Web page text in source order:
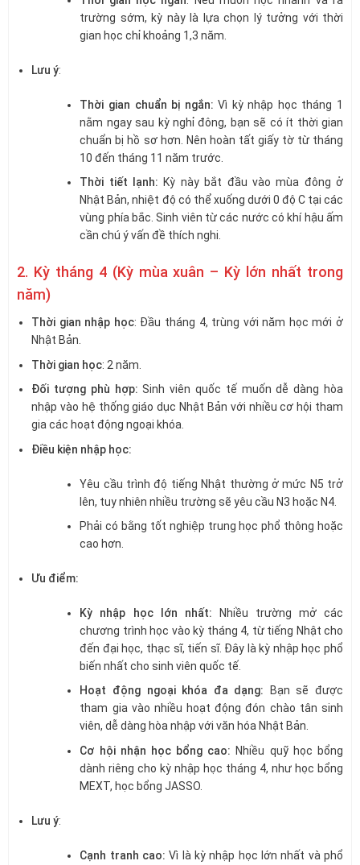
trường sớm, kỳ này là lựa chọn lý tưởng với thời
gian học chỉ khoảng 1,3 năm.
Lưu ý:
Thời gian chuẩn bị ngắn: Vì kỳ nhập học tháng 1
nằm ngay sau kỳ nghỉ đông, bạn sẽ có ít thời gian
chuẩn bị hồ sơ hơn. Nên hoàn tất giấy tờ từ tháng
10 đến tháng 11 năm trước.
Thời tiết lạnh: Kỳ này bắt đầu vào mùa đông ở
Nhật Bản, nhiệt độ có thể xuống dưới 0 độ C tại các
vùng phía bắc. Sinh viên từ các nước có khí hậu ấm
cần chú ý vấn đề thích nghi.
2. Kỳ tháng 4 (Kỳ mùa xuân – Kỳ lớn nhất trong
năm)
Thời gian nhập học: Đầu tháng 4, trùng với năm học mới ở
Nhật Bản.
Thời gian học: 2 năm.
Đối tượng phù hợp: Sinh viên quốc tế muốn dễ dàng hòa
nhập vào hệ thống giáo dục Nhật Bản với nhiều cơ hội tham
gia các hoạt động ngoại khóa.
Điều kiện nhập học:
Yêu cầu trình độ tiếng Nhật thường ở mức N5 trở
lên, tuy nhiên nhiều trường sẽ yêu cầu N3 hoặc N4.
Phải có bằng tốt nghiệp trung học phổ thông hoặc
cao hơn.
Ưu điểm:
Kỳ nhập học lớn nhất: Nhiều trường mở các
chương trình học vào kỳ tháng 4, từ tiếng Nhật cho
đến đại học, thạc sĩ, tiến sĩ. Đây là kỳ nhập học phổ
biến nhất cho sinh viên quốc tế.
Hoạt động ngoại khóa đa dạng: Bạn sẽ được
tham gia vào nhiều hoạt động đón chào tân sinh
viên, dễ dàng hòa nhập với văn hóa Nhật Bản.
Cơ hội nhận học bổng cao: Nhiều quỹ học bổng
dành riêng cho kỳ nhập học tháng 4, như học bổng
MEXT, học bổng JASSO.
Lưu ý:
Cạnh tranh cao: Vì là kỳ nhập học lớn nhất và phổ